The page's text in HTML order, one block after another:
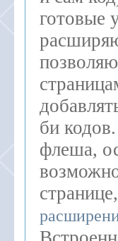
готовые
би
флеша,